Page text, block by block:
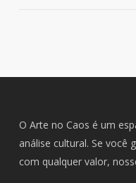
O Arte no Caos é um
análise cultural. Se você
com qualquer valor,